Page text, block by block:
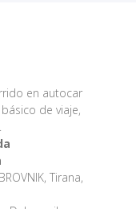
en autocar
de viaje,
Tirana,